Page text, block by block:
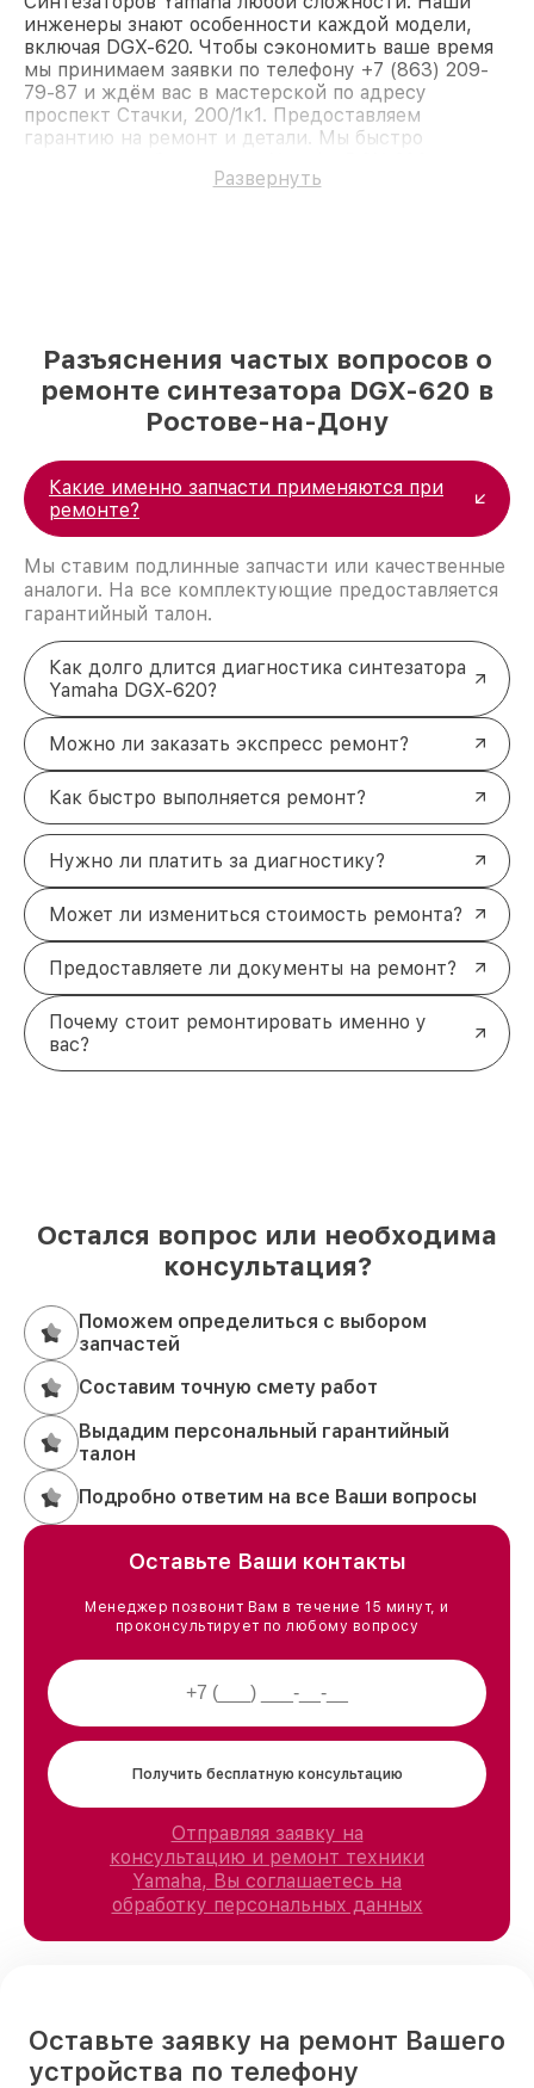
инженеры знают особенности каждой модели,
включая DGX-620. Чтобы сэкономить ваше время
мы принимаем заявки по телефону +7 (863) 209-
79-87 и ждём вас в мастерской по адресу
проспект Стачки, 200/1к1. Предоставляем
гарантию на ремонт и детали. Мы быстро
Развернуть
Разъяснения частых вопросов о
ремонте синтезатора DGX-620 в
Ростове-на-Дону
Какие именно запчасти применяются при
ремонте?
Мы ставим подлинные запчасти или качественные
аналоги. На все комплектующие предоставляется
гарантийный талон.
Как долго длится диагностика синтезатора
Yamaha DGX-620?
Можно ли заказать экспресс ремонт?
Как быстро выполняется ремонт?
Нужно ли платить за диагностику?
Может ли измениться стоимость ремонта?
Предоставляете ли документы на ремонт?
Почему стоит ремонтировать именно у
вас?
Остался вопрос или необходима
консультация?
Поможем определиться с выбором
запчастей
Составим точную смету работ
Выдадим персональный гарантийный
талон
Подробно ответим на все Ваши вопросы
Оставьте Ваши контакты
Менеджер позвонит Вам в течение 15 минут, и
проконсультирует по любому вопросу
Получить бесплатную консультацию
Отправляя заявку на
консультацию и ремонт техники
Yamaha, Вы соглашаетесь на
обработку персональных данных
Оставьте заявку на ремонт Вашего
устройства по телефону